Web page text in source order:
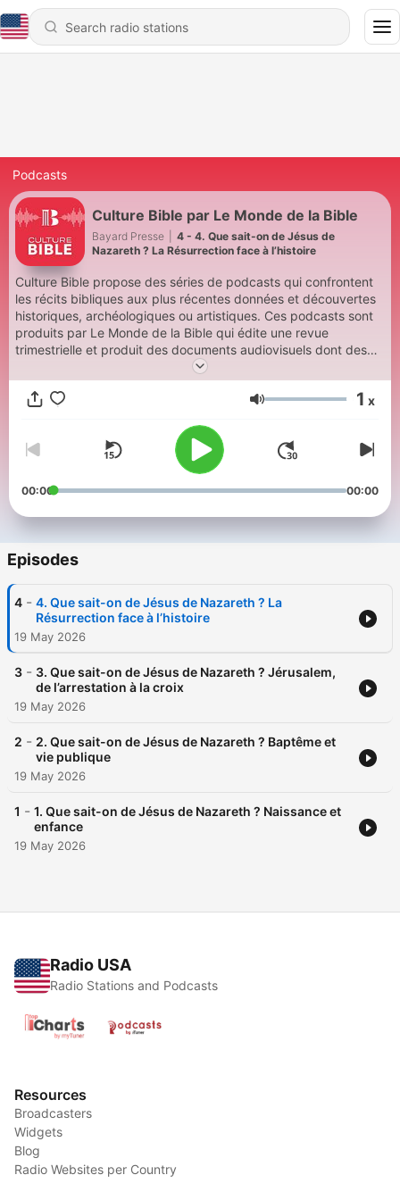
Podcasts
Culture Bible par Le Monde de la Bible
Bayard Presse
4 - 4. Que sait-on de Jésus de
Nazareth ? La Résurrection face à l’histoire
Culture Bible propose des séries de podcasts qui confrontent
les récits bibliques aux plus récentes données et découvertes
historiques, archéologiques ou artistiques. Ces podcasts sont
produits par Le Monde de la Bible qui édite une revue
trimestrielle et produit des documents audiovisuels dont des
visioconférences et des podcasts. Pour réaliser ses podcasts,
Le Monde de la Bible fait appel aux meilleurs historiens,
éxégètes et archéologues francophones pur qu'ils partages au
N'hésitez à vous informer gratuitement de nos événements, de
la publication de nos podcasts et de nos visioconférences en
vous abonnant à notre newwsletter. Cliquez ici.
(https://www.mondedelabible.com/newsletters/) Visitez notre
Ausha. Visitez ausha.co/fr/politique-de-confidentialite pour
Volume 1 x
00:00 00:00
Episodes
4 - 4. Que sait-on de Jésus de Nazareth ? La
Résurrection face à l’histoire
19 May 2026
3 - 3. Que sait-on de Jésus de Nazareth ? Jérusalem,
de l’arrestation à la croix
19 May 2026
2 - 2. Que sait-on de Jésus de Nazareth ? Baptême et
vie publique
19 May 2026
1 - 1. Que sait-on de Jésus de Nazareth ? Naissance et
enfance
19 May 2026
Radio USA
Radio Stations and Podcasts
Resources
Broadcasters
Widgets
Blog
Radio Websites per Country